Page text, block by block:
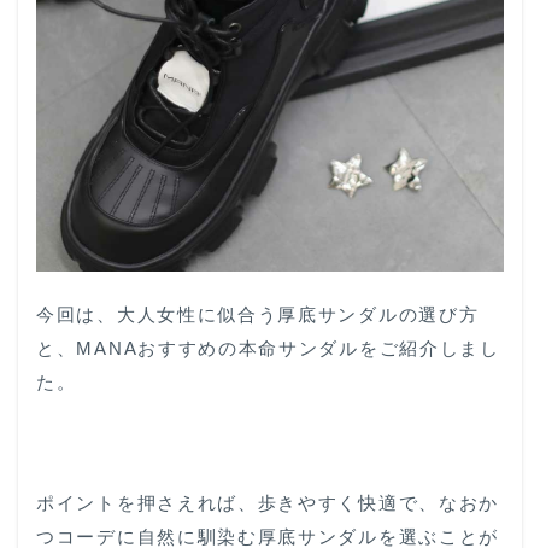
今回は、大人女性に似合う厚底サンダルの選び方
と、MANAおすすめの本命サンダルをご紹介しまし
た。
ポイントを押さえれば、歩きやすく快適で、なおか
つコーデに自然に馴染む厚底サンダルを選ぶことが